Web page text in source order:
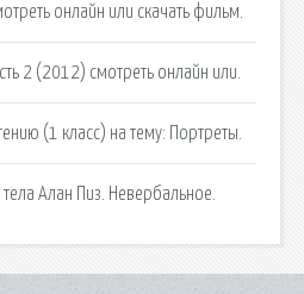
онлайн или скачать фильм.
2 (2012) смотреть онлайн или.
(1 класс) на тему: Портреты.
Алан Пиз. Невербальное.